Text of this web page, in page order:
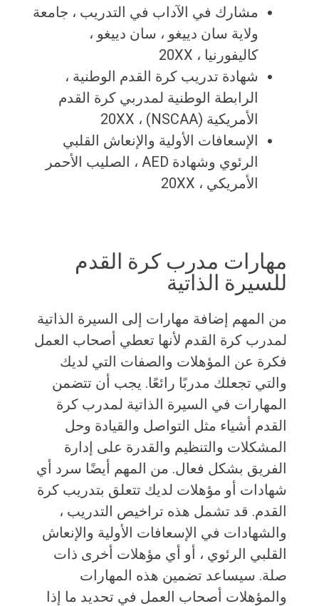
مشارك في الآداب في التدريب ، جامعة
ولاية سان دييغو ، سان دييغو ،
كاليفورنيا ، 20XX
شهادة تدريب كرة القدم الوطنية ،
الرابطة الوطنية لمدربي كرة القدم
الأمريكية (NSCAA) ، 20XX
الإسعافات الأولية والإنعاش القلبي
الرئوي وشهادة AED ، الصليب الأحمر
الأمريكي ، 20XX
مهارات مدرب كرة القدم
للسيرة الذاتية
من المهم إضافة مهارات إلى السيرة الذاتية
لمدرب كرة القدم لأنها تعطي أصحاب العمل
فكرة عن المؤهلات والصفات التي لديك
والتي تجعلك مدربًا رائعًا. يجب أن تتضمن
المهارات في السيرة الذاتية لمدرب كرة
القدم أشياء مثل التواصل والقيادة وحل
المشكلات والتنظيم والقدرة على إدارة
الفريق بشكل فعال. من المهم أيضًا سرد أي
شهادات أو مؤهلات لديك تتعلق بتدريب كرة
القدم. قد تشمل هذه تراخيص التدريب ،
والشهادات في الإسعافات الأولية والإنعاش
القلبي الرئوي ، أو أي مؤهلات أخرى ذات
صلة. سيساعد تضمين هذه المهارات
والمؤهلات أصحاب العمل في تحديد ما إذا